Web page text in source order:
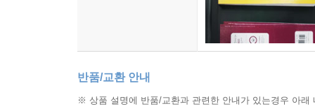
반품/교환 안내
※ 상품 설명에 반품/교환과 관련한 안내가 있는경우 아